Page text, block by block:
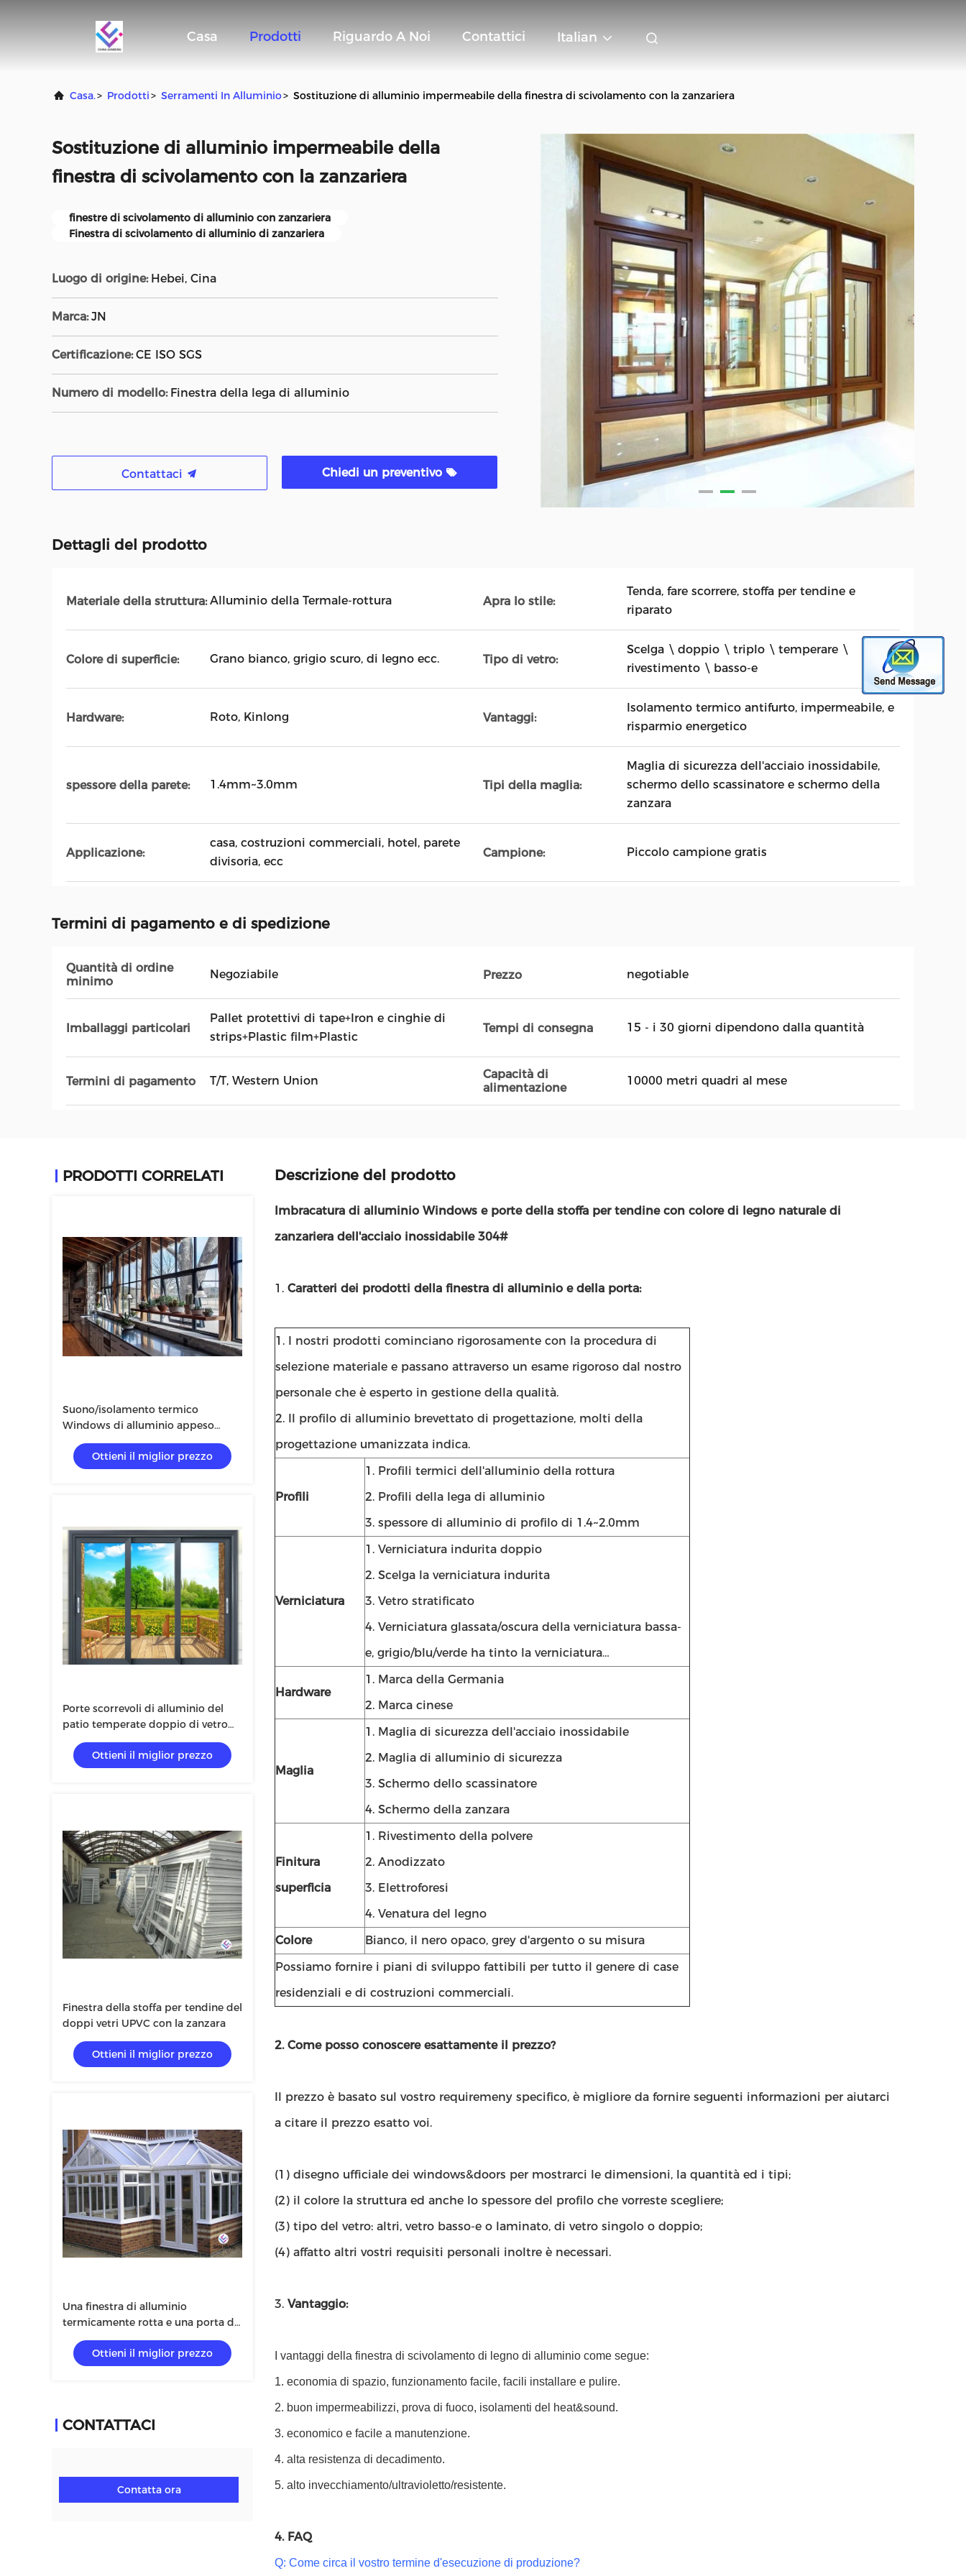
Casa Prodotti Riguardo A Noi Contattici Italian
Casa.> Prodotti> Serramenti In Alluminio> Sostituzione di alluminio impermeabile della finestra di scivolamento con la zanzariera
Sostituzione di alluminio impermeabile della
finestra di scivolamento con la zanzariera
finestre di scivolamento di alluminio con zanzariera
Finestra di scivolamento di alluminio di zanzariera
Luogo di origine: Hebei, Cina
Marca: JN
Certificazione: CE ISO SGS
Numero di modello: Finestra della lega di alluminio
Contattaci Chiedi un preventivo
Dettagli del prodotto
Materiale della struttura: Alluminio della Termale-rottura Apra lo stile:
Tenda, fare scorrere, stoffa per tendine e
riparato
Colore di superficie: Grano bianco, grigio scuro, di legno ecc. Tipo di vetro:
Scelga \ doppio \ triplo \ temperare \
rivestimento \ basso-e
Hardware: Roto, Kinlong Vantaggi:
Isolamento termico antifurto, impermeabile, e
risparmio energetico
spessore della parete: 1.4mm~3.0mm Tipi della maglia:
Maglia di sicurezza dell'acciaio inossidabile,
schermo dello scassinatore e schermo della
zanzara
Applicazione:
casa, costruzioni commerciali, hotel, parete
divisoria, ecc
Campione: Piccolo campione gratis
Termini di pagamento e di spedizione
Quantità di ordine
minimo
Negoziabile Prezzo negotiable
Imballaggi particolari
Pallet protettivi di tape+Iron e cinghie di
strips+Plastic film+Plastic
Tempi di consegna 15 - i 30 giorni dipendono dalla quantità
Termini di pagamento T/T, Western Union
Capacità di
alimentazione
10000 metri quadri al mese
PRODOTTI CORRELATI
Suono/isolamento termico
Windows di alluminio appeso
superiore
Ottieni il miglior prezzo
Porte scorrevoli di alluminio del
patio temperate doppio di vetro
3.0mm
Ottieni il miglior prezzo
Finestra della stoffa per tendine del
doppi vetri UPVC con la zanzara
Ottieni il miglior prezzo
Una finestra di alluminio
termicamente rotta e una porta di
60 serie per la villa con vetro
temperato 5+12A+5mm
Ottieni il miglior prezzo
CONTATTACI
Contatta ora
Descrizione del prodotto
Imbracatura di alluminio Windows e porte della stoffa per tendine con colore di legno naturale di
zanzariera dell'acciaio inossidabile 304#
1. Caratteri dei prodotti della finestra di alluminio e della porta:
1. I nostri prodotti cominciano rigorosamente con la procedura di
selezione materiale e passano attraverso un esame rigoroso dal nostro
personale che è esperto in gestione della qualità.
2. Il profilo di alluminio brevettato di progettazione, molti della
progettazione umanizzata indica.
Profili
1. Profili termici dell'alluminio della rottura
2. Profili della lega di alluminio
3. spessore di alluminio di profilo di 1.4~2.0mm
Verniciatura
1. Verniciatura indurita doppio
2. Scelga la verniciatura indurita
3. Vetro stratificato
4. Verniciatura glassata/oscura della verniciatura bassa-
e, grigio/blu/verde ha tinto la verniciatura…
Hardware
1. Marca della Germania
2. Marca cinese
Maglia
1. Maglia di sicurezza dell'acciaio inossidabile
2. Maglia di alluminio di sicurezza
3. Schermo dello scassinatore
4. Schermo della zanzara
Finitura
superficia
1. Rivestimento della polvere
2. Anodizzato
3. Elettroforesi
4. Venatura del legno
Colore
Bianco, il nero opaco, grey d'argento o su misura
Possiamo fornire i piani di sviluppo fattibili per tutto il genere di case
residenziali e di costruzioni commerciali.
2. Come posso conoscere esattamente il prezzo?
Il prezzo è basato sul vostro requiremeny specifico, è migliore da fornire seguenti informazioni per aiutarci
a citare il prezzo esatto voi.
(1) disegno ufficiale dei windows&doors per mostrarci le dimensioni, la quantità ed i tipi;
(2) il colore la struttura ed anche lo spessore del profilo che vorreste scegliere;
(3) tipo del vetro: altri, vetro basso-e o laminato, di vetro singolo o doppio;
(4) affatto altri vostri requisiti personali inoltre è necessari.
3. Vantaggio:
I vantaggi della finestra di scivolamento di legno di alluminio come segue:
1. economia di spazio, funzionamento facile, facili installare e pulire.
2. buon impermeabilizzi, prova di fuoco, isolamenti del heat&sound.
3. economico e facile a manutenzione.
4. alta resistenza di decadimento.
5. alto invecchiamento/ultravioletto/resistente.
4. FAQ
Q: Come circa il vostro termine d'esecuzione di produzione?